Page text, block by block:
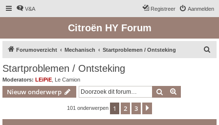
V&A Aanmelden
Registreer
Citroën HY Forum
Forumoverzicht Mechanisch Startproblemen / Ontsteking
Startproblemen / Ontsteking
Moderators: LEiPiE Le Camion
Nieuw onderwerp Zoek
101 onderwerpen 1 2 3